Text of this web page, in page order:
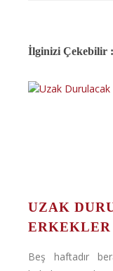
İlginizi Çekebilir :
UZAK
ERKEKLER
Beş haftadır